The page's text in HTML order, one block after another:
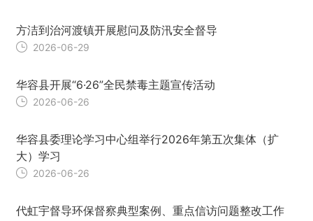
方洁到治河渡镇开展慰问及防汛安全督导
2026-06-29
华容县开展“6·26”全民禁毒主题宣传活动
2026-06-26
华容县委理论学习中心组举行2026年第五次集体（扩
大）学习
2026-06-26
代虹宇督导环保督察典型案例、重点信访问题整改工作